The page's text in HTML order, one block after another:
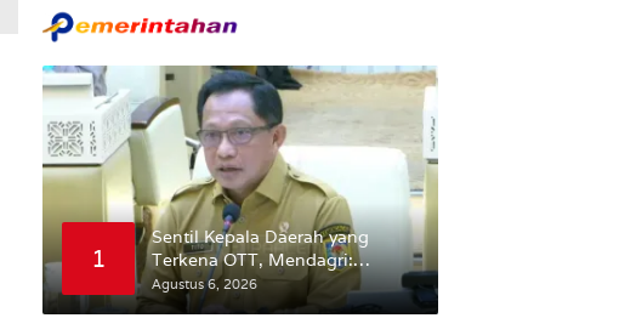
Putih Di Maluku.
1
Sentil Kepala Daerah yang
Terkena OTT, Mendagri:
Mereka Bukan Anak Kemarin
Sore
Agustus 6, 2026